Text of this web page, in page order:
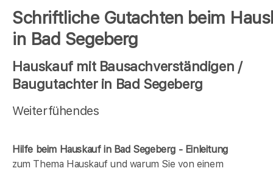
Schriftliche Gutachten beim
in Bad Segeberg
Hauskauf mit Bausachverständigen /
Baugutachter in Bad Segeberg
Weiterfühendes
Hilfe beim Hauskauf in Bad Segeberg - Einleitung
zum Thema Hauskauf und warum Sie von einem